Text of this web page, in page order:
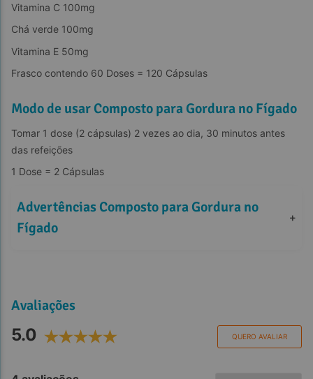
Vitamina C 100mg
Chá verde 100mg
Vitamina E 50mg
Frasco contendo 60 Doses = 120 Cápsulas
Modo de usar Composto para Gordura no Fígado
Tomar 1 dose (2 cápsulas) 2 vezes ao dia, 30 minutos antes
das refeições
1 Dose = 2 Cápsulas
Advertências Composto para Gordura no
Fígado
+
Avaliações
5.0 QUERO AVALIAR